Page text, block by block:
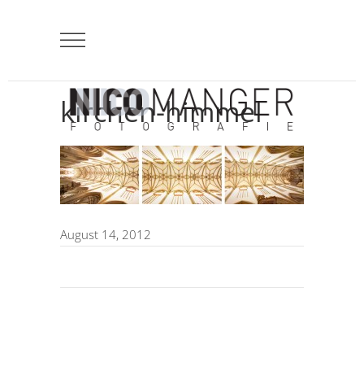
kirchen-himmel
August 14, 2012